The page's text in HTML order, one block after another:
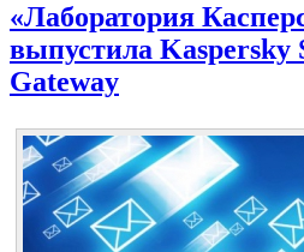
«Лаборатория
выпустила Kaspersky
Gateway